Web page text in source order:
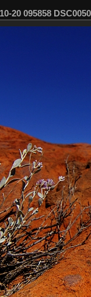
20 095858